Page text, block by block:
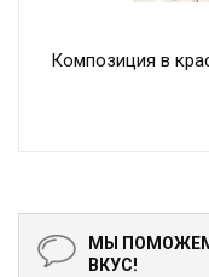
Композиция в
МЫ
ВКУС!